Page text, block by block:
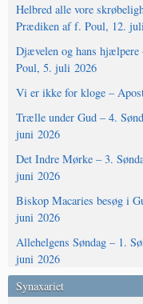
Helbred alle vore
Prædiken af f. Poul, 12.
Djævelen og hans
Poul, 5. juli 2026
Vi er ikke for kloge –
Trælle under Gud – 4.
juni 2026
Det Indre Mørke – 3.
juni 2026
Biskop Macaries besøg i
juni 2026
Allehelgens Søndag – 1.
juni 2026
Synaxariet